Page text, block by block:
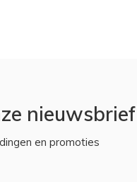
nieuwsbrief
en promoties